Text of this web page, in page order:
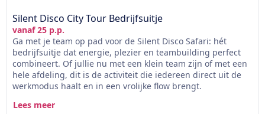
Silent Disco City Tour Bedrijfsuitje
vanaf 25 p.p.
Ga met je team op pad voor de Silent Disco Safari: hét
bedrijfsuitje dat energie, plezier en teambuilding perfect
combineert. Of jullie nu met een klein team zijn of met een
hele afdeling, dit is de activiteit die iedereen direct uit de
werkmodus haalt en in een vrolijke flow brengt.
Lees meer